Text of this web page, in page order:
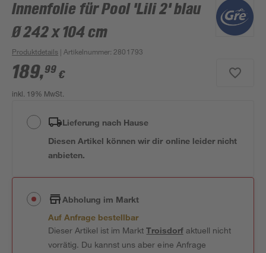
Innenfolie für Pool 'Lili 2' blau
Ø 242 x 104 cm
Produktdetails | Artikelnummer: 2801793
189,99 €
inkl. 19% MwSt.
Lieferung nach Hause
Diesen Artikel können wir dir online leider nicht
anbieten.
Abholung im Markt
Auf Anfrage bestellbar
Dieser Artikel ist im MarktTroisdorfaktuell nicht
vorrätig. Du kannst uns aber eine Anfrage